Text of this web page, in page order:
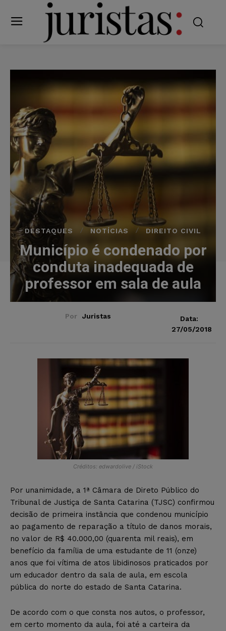
DESTAQUES NOTÍCIAS DIREITO CIVIL
Município é condenado por
conduta inadequada de
professor em sala de aula
Por Juristas
Data:
27/05/2018
Créditos: edwardolive / iStock
Por unanimidade, a 1ª Câmara de Direto Público do
Tribunal de Justiça de Santa Catarina (TJSC) confirmou
decisão de primeira instância que condenou município
ao pagamento de reparação a título de danos morais,
no valor de R$ 40.000,00 (quarenta mil reais), em
benefício da família de uma estudante de 11 (onze)
anos que foi vítima de atos libidinosos praticados por
um educador dentro da sala de aula, em escola
pública do norte do estado de Santa Catarina.
De acordo com o que consta nos autos, o professor,
em certo momento da aula, foi até a carteira da